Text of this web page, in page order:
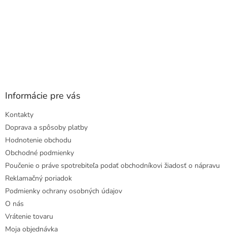
Informácie pre vás
Kontakty
Doprava a spôsoby platby
Hodnotenie obchodu
Obchodné podmienky
Poučenie o práve spotrebiteľa podať obchodníkovi žiadosť o nápravu
Reklamačný poriadok
Podmienky ochrany osobných údajov
O nás
Vrátenie tovaru
Moja objednávka